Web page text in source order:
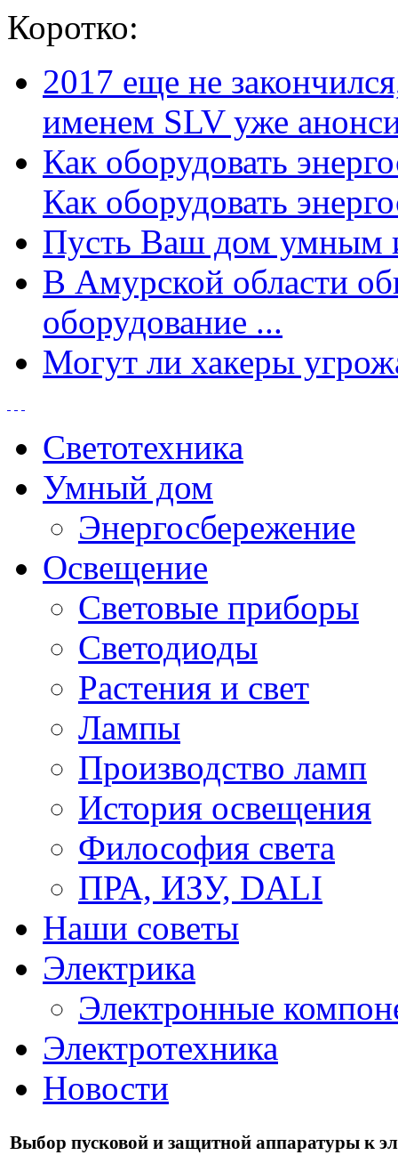
Коротко:
2017 еще не
именем SLV уже
Как оборудовать
Как оборудовать
Пусть Ваш дом умным
В Амурской области
оборудование ...
Могут ли хакеры
Светотехника
Умный дом
Энергосбережение
Освещение
Световые приборы
Светодиоды
Растения и свет
Лампы
Производство ламп
История освещения
Философия света
ПРА, ИЗУ, DALI
Наши советы
Электрика
Электронные
Электротехника
Новости
Выбор пусковой и защитной аппаратуры к